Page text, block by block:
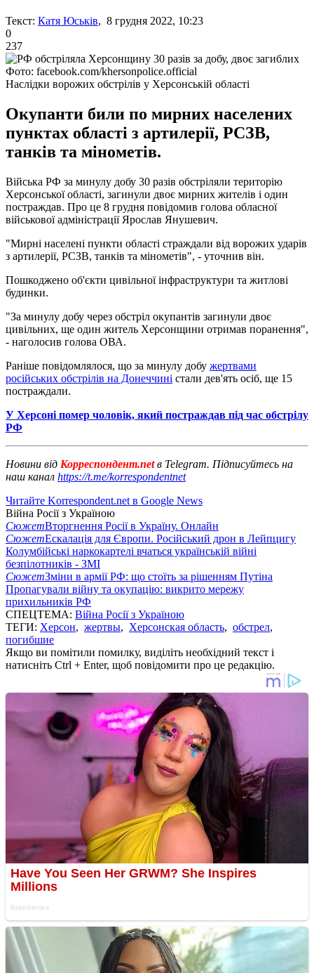
Текст: Катя Юськів, 8 грудня 2022, 10:23
0
237
Фото: facebook.com/khersonpolice.official
Наслідки ворожих обстрілів у Херсонській області
Окупанти били по мирних населених
пунктах області з артилерії, РСЗВ,
танків та мінометів.
Війська РФ за минулу добу 30 разів обстріляли територію
Херсонської області, загинули двоє мирних жителів і один
постраждав. Про це 8 грудня повідомив голова обласної
військової адміністрації Ярослав Янушевич.
"Мирні населені пункти області страждали від ворожих ударів
з артилерії, РСЗВ, танків та мінометів", - уточнив він.
Пошкоджено об'єкти цивільної інфраструктури та житлові
будинки.
"За минулу добу через обстріл окупантів загинули двоє
цивільних, ще один житель Херсонщини отримав поранення",
- наголосив голова ОВА.
Раніше повідомлялося, що за минулу добу жертвами
російських обстрілів на Донеччині стали дев'ять осіб, ще 15
постраждали.
У Херсоні помер чоловік, який постраждав під час обстрілу
РФ
Новини від Корреспондент.netв Telegram. Підписуйтесь на
наш канал https://t.me/korrespondentnet
Читайте Korrespondent.net в Google News
Війна Росії з Україною
СюжетВторгнення Росії в Україну. Онлайн
СюжетЕскалація для Європи. Російський дрон в Лейпцигу
Колумбійські наркокартелі вчаться українській війні
безпілотників - ЗМІ
СюжетЗміни в армії РФ: що стоїть за рішенням Путіна
Пропагували війну та окупацію: викрито мережу
прихильників РФ
СПЕЦТЕМА: Війна Росії з Україною
ТЕГИ: Херсон, жертвы, Херсонская область, обстрел,
погибшие
Якщо ви помітили помилку, виділіть необхідний текст і
натисніть Ctrl + Enter, щоб повідомити про це редакцію.